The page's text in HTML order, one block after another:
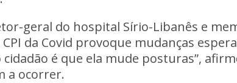
geral do hospital Sírio-Libanês e
da Covid provoque mudanças
cidadão é que ela mude posturas”,
a ocorrer.